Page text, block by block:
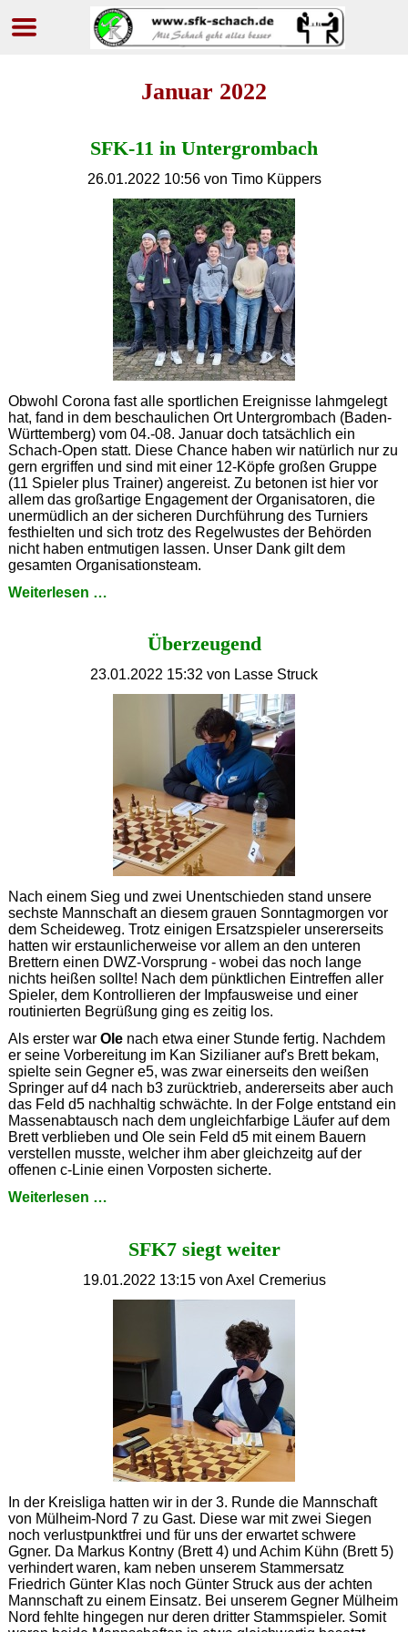
Januar 2022
SFK-11 in Untergrombach
26.01.2022 10:56von Timo Küppers
Obwohl Corona fast alle sportlichen Ereignisse lahmgelegt
hat, fand in dem beschaulichen Ort Untergrombach (Baden-
Württemberg) vom 04.-08. Januar doch tatsächlich ein
Schach-Open statt. Diese Chance haben wir natürlich nur zu
gern ergriffen und sind mit einer 12-Köpfe großen Gruppe
(11 Spieler plus Trainer) angereist. Zu betonen ist hier vor
allem das großartige Engagement der Organisatoren, die
unermüdlich an der sicheren Durchführung des Turniers
festhielten und sich trotz des Regelwustes der Behörden
nicht haben entmutigen lassen. Unser Dank gilt dem
gesamten Organisationsteam.
Weiterlesen …
Untergrombach
Überzeugend
23.01.2022 15:32 von Lasse Struck
Nach einem Sieg und zwei Unentschieden stand unsere
sechste Mannschaft an diesem grauen Sonntagmorgen vor
dem Scheideweg. Trotz einigen Ersatzspieler unsererseits
hatten wir erstaunlicherweise vor allem an den unteren
Brettern einen DWZ-Vorsprung - wobei das noch lange
nichts heißen sollte! Nach dem pünktlichen Eintreffen aller
Spieler, dem Kontrollieren der Impfausweise und einer
routinierten Begrüßung ging es zeitig los.
Als erster war Olenach etwa einer Stunde fertig. Nachdem
er seine Vorbereitung im Kan Sizilianer auf's Brett bekam,
spielte sein Gegner e5, was zwar einerseits den weißen
Springer auf d4 nach b3 zurücktrieb, andererseits aber auch
das Feld d5 nachhaltig schwächte. In der Folge entstand ein
Massenabtausch nach dem ungleichfarbige Läufer auf dem
Brett verblieben und Ole sein Feld d5 mit einem Bauern
verstellen musste, welcher ihm aber gleichzeitg auf der
offenen c-Linie einen Vorposten sicherte.
Weiterlesen …
SFK7 siegt weiter
19.01.2022 13:15von Axel Cremerius
In der Kreisliga hatten wir in der 3. Runde die Mannschaft
von Mülheim-Nord 7 zu Gast. Diese war mit zwei Siegen
noch verlustpunktfrei und für uns der erwartet schwere
Ggner. Da Markus Kontny (Brett 4) und Achim Kühn (Brett 5)
verhindert waren, kam neben unserem Stammersatz
Friedrich Günter Klas noch Günter Struck aus der achten
Mannschaft zu einem Einsatz. Bei unserem Gegner Mülheim
Nord fehlte hingegen nur deren dritter Stammspieler. Somit